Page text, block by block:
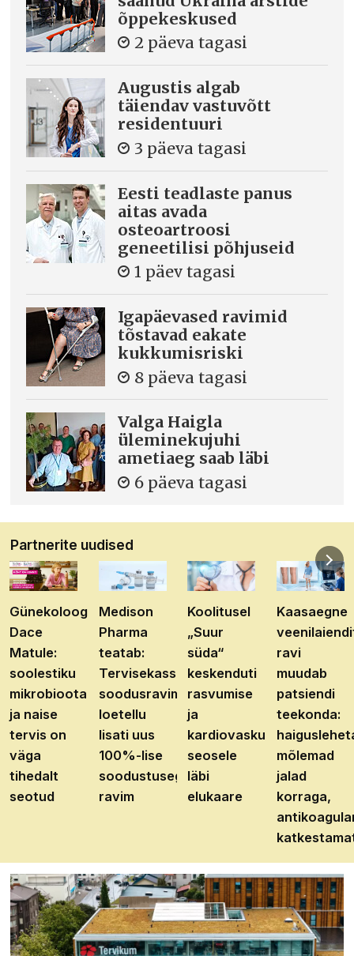
õppekeskused
2 päeva tagasi
Augustis algab
täiendav vastuvõtt
residentuuri
3 päeva tagasi
Eesti teadlaste panus
aitas avada
osteoartroosi
geneetilisi põhjuseid
1 päev tagasi
Igapäevased ravimid
tõstavad eakate
kukkumisriski
8 päeva tagasi
Valga Haigla
üleminekujuhi
ametiaeg saab läbi
6 päeva tagasi
Partnerite uudised
Günekoloog
Dace
Matule:
soolestiku
mikrobioota
ja naise
tervis on
väga
tihedalt
seotud
Medison
Pharma
teatab:
Tervisekassa
soodusravimite
loetellu
lisati uus
100%-lise
soodustusega
ravim
Koolitusel
„Suur
süda“
keskenduti
rasvumise
ja
kardiovaskulaarhaiguste
seosele
läbi
elukaare
Kaasaegne
ravi
muudab
patsiendi
teekonda:
mõlemad
jalad
korraga,